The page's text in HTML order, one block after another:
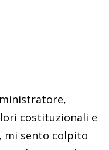
costituzionali e
mi sento colpito